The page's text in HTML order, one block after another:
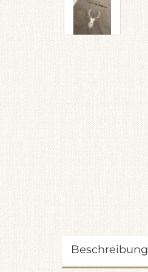
Beschreibung